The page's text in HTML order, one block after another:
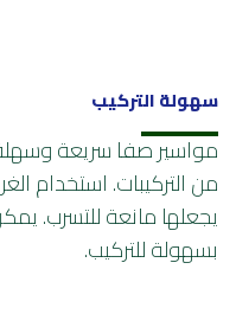
سهولة التركيب
مواسير صفا سريعة
من التركيبات. استخدام
يجعلها مانعة للتسرب.
بسهولة للتركيب.